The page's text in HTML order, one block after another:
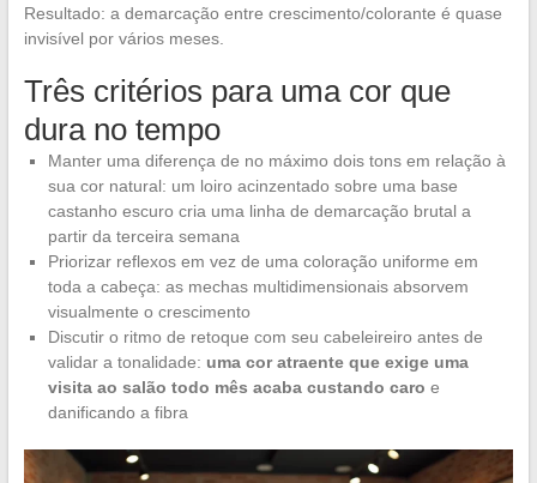
Resultado: a demarcação entre crescimento/colorante é quase
invisível por vários meses.
Três critérios para uma cor que
dura no tempo
Manter uma diferença de no máximo dois tons em relação à
sua cor natural: um loiro acinzentado sobre uma base
castanho escuro cria uma linha de demarcação brutal a
partir da terceira semana
Priorizar reflexos em vez de uma coloração uniforme em
toda a cabeça: as mechas multidimensionais absorvem
visualmente o crescimento
Discutir o ritmo de retoque com seu cabeleireiro antes de
validar a tonalidade: uma cor atraente que exige uma
visita ao salão todo mês acaba custando caro e
danificando a fibra